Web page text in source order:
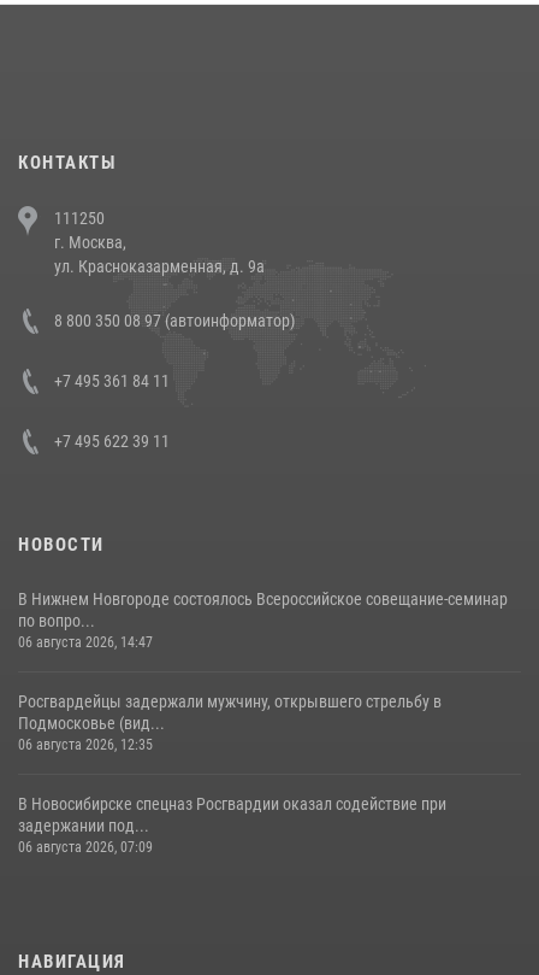
напавших на бригаду скорой помощи (видео)
14 июля 2026, 12:20
В Росгвардии прошла военно-научная конференция по обобщению
боевого опыта
КОНТАКТЫ
111250
г. Москва,
ул. Красноказарменная, д. 9а
8 800 350 08 97 (автоинформатор)
+7 495 361 84 11
+7 495 622 39 11
НОВОСТИ
В Нижнем Новгороде состоялось Всероссийское совещание-семинар
по вопро...
06 августа 2026, 14:47
Росгвардейцы задержали мужчину, открывшего стрельбу в
Подмосковье (вид...
06 августа 2026, 12:35
В Новосибирске спецназ Росгвардии оказал содействие при
задержании под...
06 августа 2026, 07:09
НАВИГАЦИЯ